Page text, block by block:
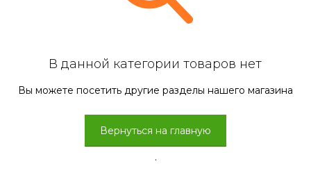
В данной категории товаров нет
Вы можете посетить другие разделы нашего магазина
Вернуться на главную
.